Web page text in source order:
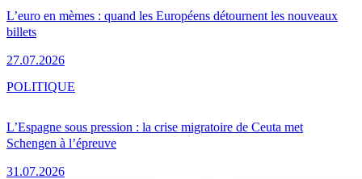
L’euro en mèmes : quand les Européens détournent les nouveaux
billets
27.07.2026
L’Espagne sous pression : la crise migratoire de Ceuta met
Schengen à l’épreuve
31.07.2026
POLITIQUE